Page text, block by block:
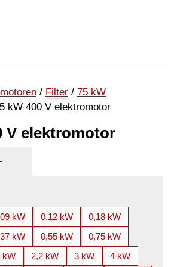
/ Filter / 75 kW
kW 400 V elektromotor
V elektromotor
kW 0,12 kW
0,18 kW
kW 0,55 kW
0,75 kW
kW 2,2 kW 3 kW
4 kW